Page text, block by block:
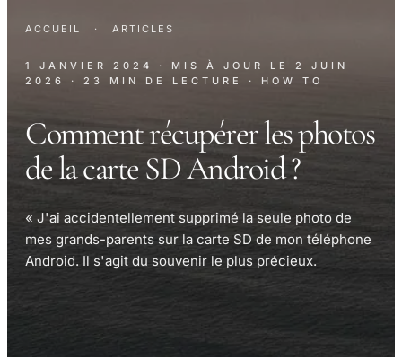
ACCUEIL · ARTICLES
1 JANVIER 2024 · MIS À JOUR LE 2 JUIN
2026
· 23 MIN DE LECTURE · HOW TO
Comment récupérer les photos
de la carte SD Android ?
« J'ai accidentellement supprimé la seule photo de
mes grands-parents sur la carte SD de mon téléphone
Android. Il s'agit du souvenir le plus précieux.